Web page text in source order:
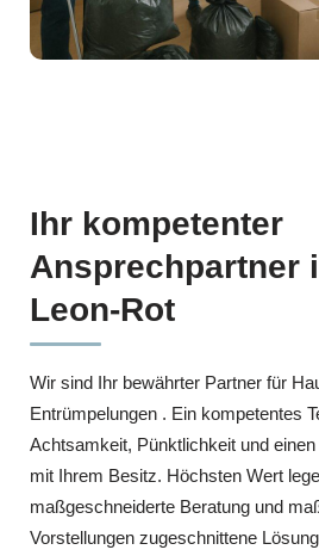
Ihr kompetenter
Ansprechpartner
Leon-Rot
Wir sind Ihr bewährter Partner für
Entrümpelungen . Ein kompetentes
Achtsamkeit, Pünktlichkeit und
mit Ihrem Besitz. Höchsten Wert
maßgeschneiderte Beratung und
Vorstellungen zugeschnittene